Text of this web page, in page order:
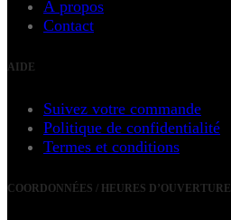
À propos
Contact
AIDE
Suivez votre commande
Politique de confidentialité
Termes et conditions
COORDONNÉES / HEURES D’OUVERTURE